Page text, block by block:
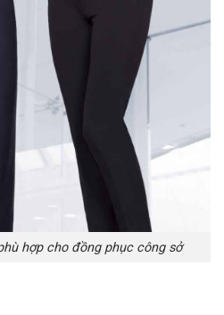
hợp cho đồng phục công sở